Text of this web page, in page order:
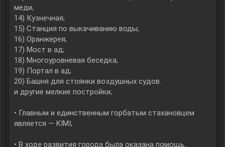
меди;
14) Кузнечная;
15) Станция по выкачиванию воды;
16) Оранжерея;
17) Мост в ад;
18) Многоуровневая беседка;
19) Портал в ад;
20) Башня для стоянки воздушных судов.
и другие мелкие постройки;
• Главным и единственным горбатым стахановцем
является — KIMI;
• В ходе развития города была оказана помощь,